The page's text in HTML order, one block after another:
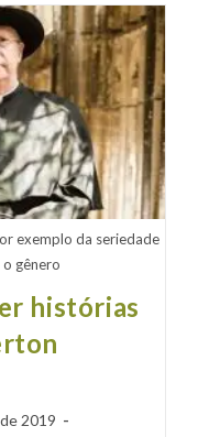
exemplo da seriedade
gênero
histórias
2019